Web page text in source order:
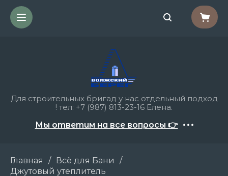
Для строительных бригад у нас отдельный подход
! тел: +7 (987) 813-23-16 Елена.
Мы ответим на все вопросы 👉
Главная / Всё для Бани
/
Джутовый утеплитель